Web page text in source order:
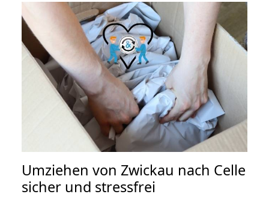
Umziehen von Zwickau nach Celle
sicher und stressfrei